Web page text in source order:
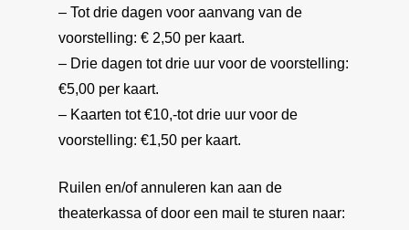
– Tot drie dagen voor aanvang van de
voorstelling: € 2,50 per kaart.
– Drie dagen tot drie uur voor de voorstelling:
€5,00 per kaart.
– Kaarten tot €10,-tot drie uur voor de
voorstelling: €1,50 per kaart.
Ruilen en/of annuleren kan aan de
theaterkassa of door een mail te sturen naar: